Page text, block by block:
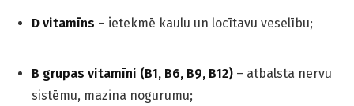
D vitamīns – ietekmē kaulu un locītavu veselību;
B grupas vitamīni (B1, B6, B9, B12) – atbalsta nervu
sistēmu, mazina nogurumu;